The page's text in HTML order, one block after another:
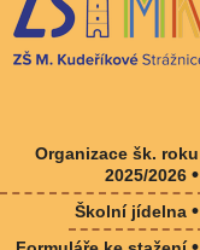
Organizace šk. roku
2025/2026 •
Školní jídelna •